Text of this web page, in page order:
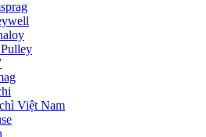
Việt Nam